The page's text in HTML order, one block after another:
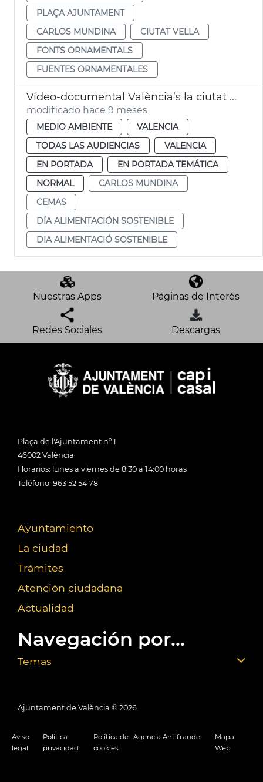
PLAÇA AJUNTAMENT
CARLOS MUNDINA
CIUTAT VELLA
FONTS ORNAMENTALS
FUENTES ORNAMENTALES
Vídeo-documental València’s la ciutat que alimenta un canvi sostenible
modificado hace 9 meses
MEDIO AMBIENTE
VALENCIA
TODAS LAS AUDIENCIAS
VALENCIA
EN PORTADA
EN PORTADA TEMÁTICA
NORMAL
CARLOS MUNDINA
CEMAS
DÍA ALIMENTACIÓN SOSTENIBLE
DIA ALIMENTACIÓ SOSTENIBLE
Nuestras Apps Páginas de Interés
Redes Sociales Descargas
Plaça de l'Ajuntament nº 1
46002 València
Horarios: lunes a viernes de 8:30 a 14:00 horas
Teléfono: 963 52 54 78
Ayuntamiento
La ciudad
Trámites
Atención ciudadana
Actualidad
Navegación por...
Temas
Ajuntament de València © 2026
Aviso
legal
Política
privacidad
Política de
cookies
Agencia Antifraude
Mapa
Web